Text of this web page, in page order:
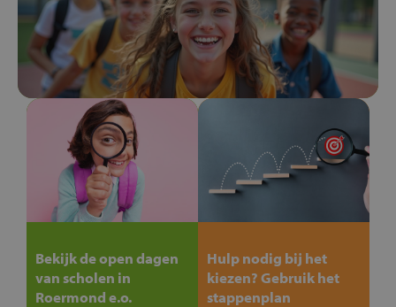
Bekijk de open dagen
van scholen in
Roermond e.o.
Hulp nodig bij het
kiezen? Gebruik het
stappenplan